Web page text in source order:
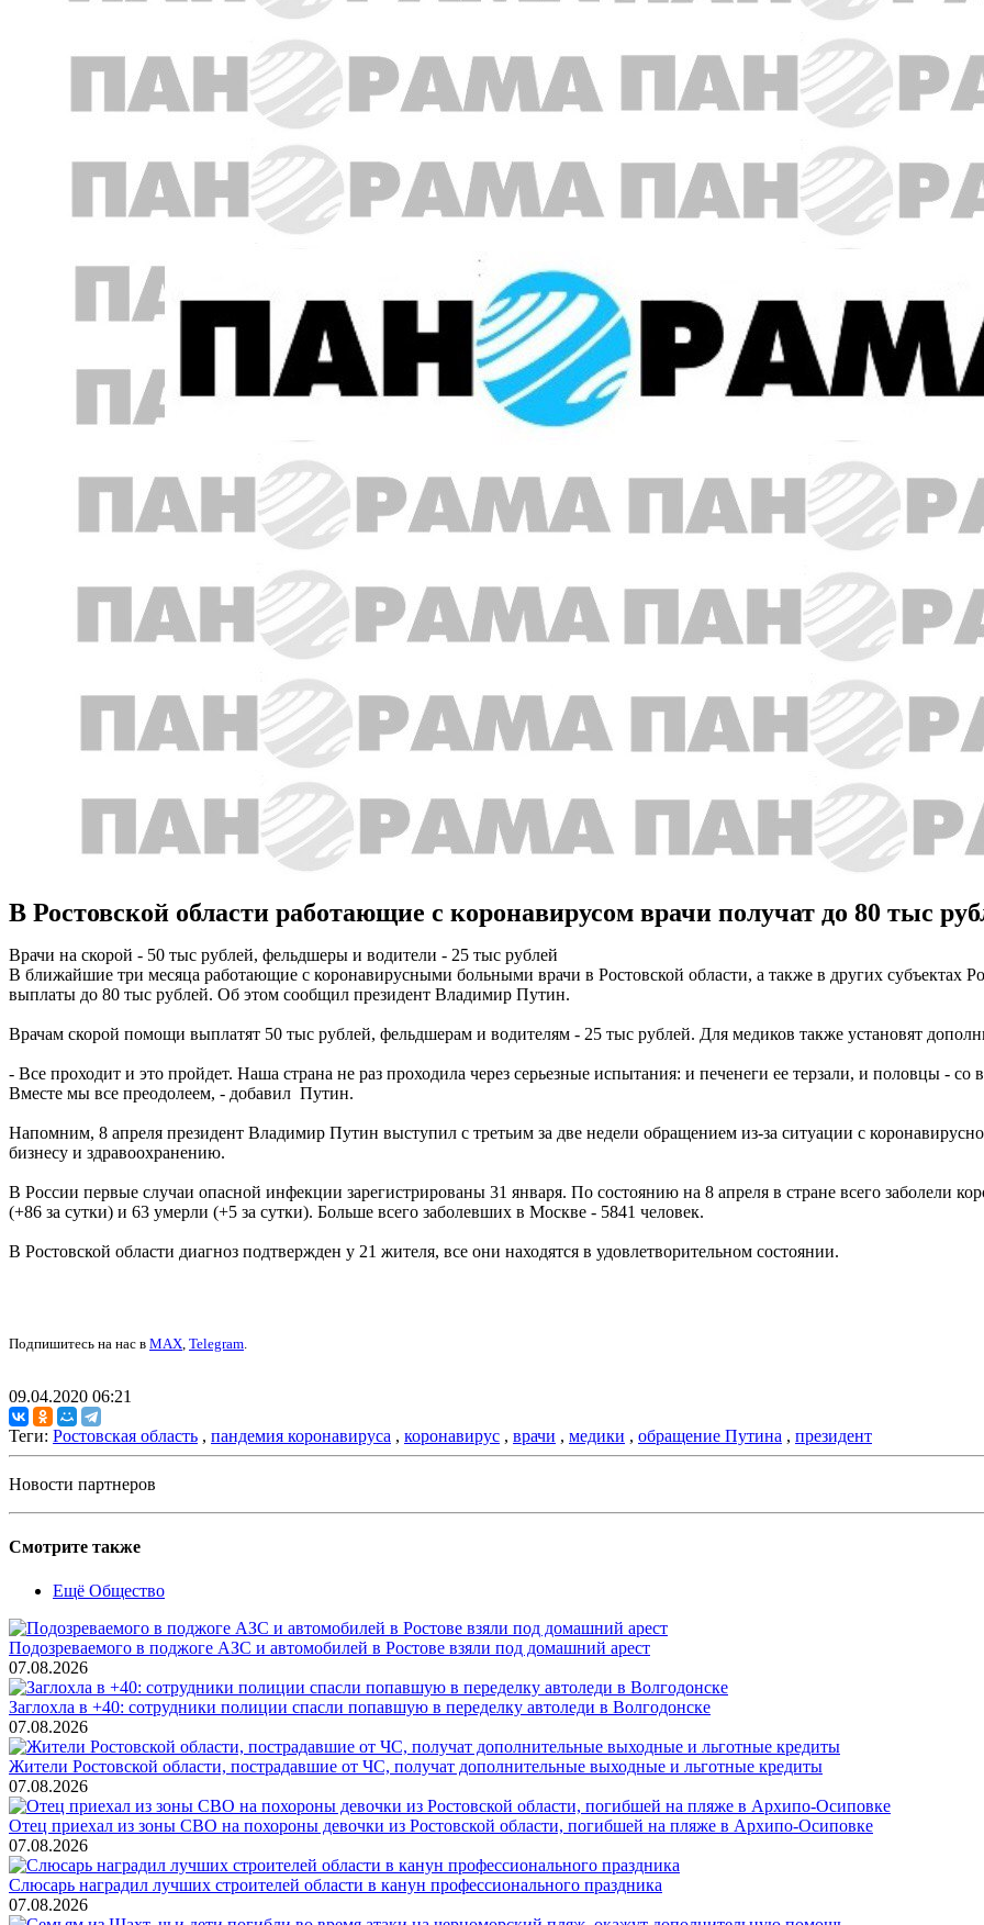
В Ростовской области работающие с коронавирусом врачи получат до 80 тыс
Врачи на скорой - 50 тыс рублей, фельдшеры и водители - 25 тыс рублей
В ближайшие три месяца работающие с коронавирусными больными врачи в Ростовской области, а также в других субъектах
выплаты до 80 тыс рублей. Об этом сообщил президент Владимир Путин.
Врачам скорой помощи выплатят 50 тыс рублей, фельдшерам и водителям - 25 тыс рублей. Для медиков также установят
- Все проходит и это пройдет. Наша страна не раз проходила через серьезные испытания: и печенеги ее терзали, и половцы -
Вместе мы все преодолеем, - добавил Путин.
Напомним, 8 апреля президент Владимир Путин выступил с третьим за две недели обращением из-за ситуации с
бизнесу и здравоохранению.
В России первые случаи опасной инфекции зарегистрированы 31 января. По состоянию на 8 апреля в стране всего заболели
(+86 за сутки) и 63 умерли (+5 за сутки). Больше всего заболевших в Москве - 5841 человек.
В Ростовской области диагноз подтвержден у 21 жителя, все они находятся в удовлетворительном состоянии.
Подпишитесь на нас в MAX, Telegram.
09.04.2020 06:21
Теги: Ростовская область , пандемия коронавируса , коронавирус , врачи , медики , обращение Путина , президент
Новости партнеров
Смотрите также
Ещё Общество
Подозреваемого в поджоге АЗС и автомобилей в Ростове взяли под домашний арест
07.08.2026
Заглохла в +40: сотрудники полиции спасли попавшую в переделку автоледи в Волгодонске
07.08.2026
Жители Ростовской области, пострадавшие от ЧС, получат дополнительные выходные и льготные кредиты
07.08.2026
Отец приехал из зоны СВО на похороны девочки из Ростовской области, погибшей на пляже в Архипо-Осиповке
07.08.2026
Слюсарь наградил лучших строителей области в канун профессионального праздника
07.08.2026